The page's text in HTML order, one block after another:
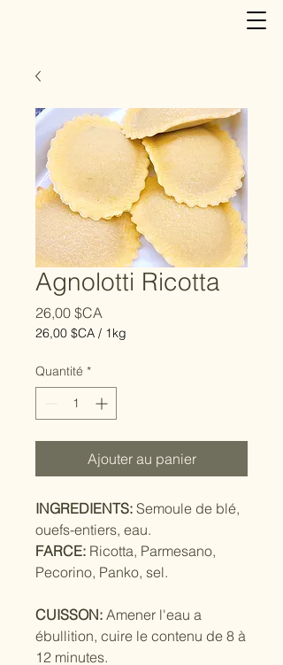
Agnolotti Ricotta
26,00 $CA
26,00 $CA / 1kg
pour
1
Kilogramme
Quantité *
Ajouter au panier
INGREDIENTS: Semoule de blé,
ouefs-entiers, eau.
FARCE: Ricotta, Parmesano,
Pecorino, Panko, sel.
CUISSON: Amener l'eau a
ébullition, cuire le contenu de 8 à
12 minutes.